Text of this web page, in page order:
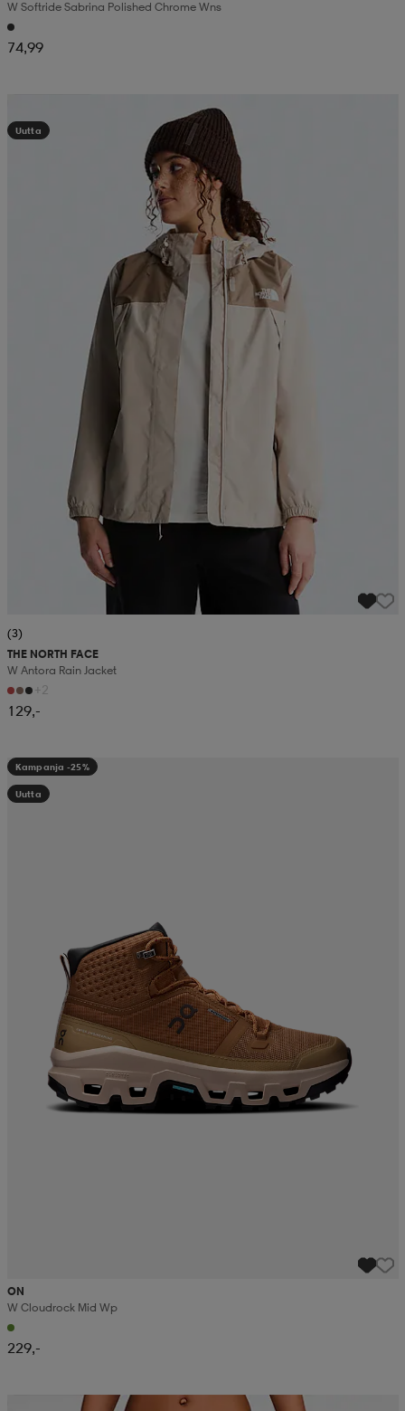
W Softride Sabrina Polished Chrome Wns
74,99
Uutta
(3)
THE NORTH FACE
W Antora Rain Jacket
+2
129,-
Kampanja -25%
Uutta
ON
W Cloudrock Mid Wp
229,-
Kampanja -25%